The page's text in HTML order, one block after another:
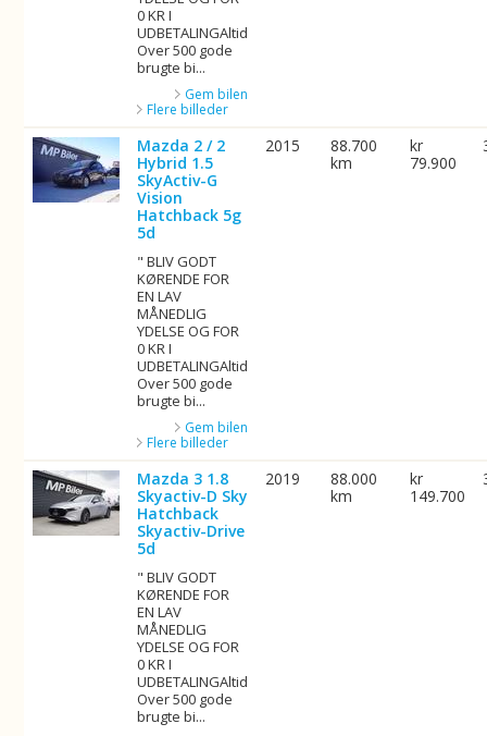
0 KR I
UDBETALINGAltid
Over 500 gode
brugte bi...
Gem bilen
Flere billeder
Mazda 2 / 2
Hybrid 1.5
SkyActiv-G
Vision
Hatchback 5g
5d
" BLIV GODT
KØRENDE FOR
EN LAV
MÅNEDLIG
YDELSE OG FOR
0 KR I
UDBETALINGAltid
Over 500 gode
brugte bi...
Gem bilen
Flere billeder
2015
88.700
km
kr
79.900
Mazda 3 1.8
Skyactiv-D Sky
Hatchback
Skyactiv-Drive
5d
" BLIV GODT
KØRENDE FOR
EN LAV
MÅNEDLIG
YDELSE OG FOR
0 KR I
UDBETALINGAltid
Over 500 gode
brugte bi...
2019
88.000
km
kr
149.700